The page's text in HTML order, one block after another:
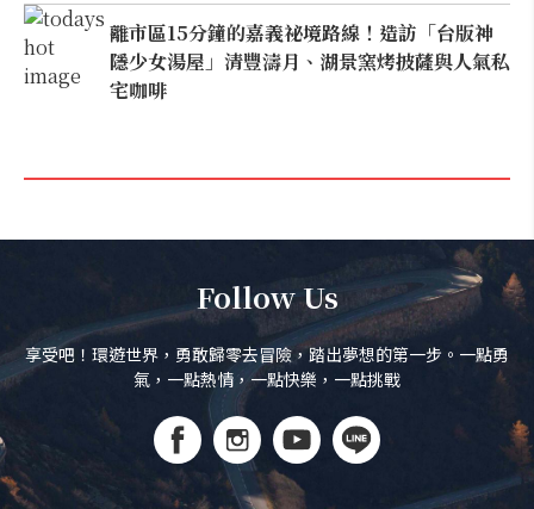
離市區15分鐘的嘉義祕境路線！造訪「台版神
隱少女湯屋」清豐濤月、湖景窯烤披薩與人氣私
宅咖啡
Follow Us
享受吧！環遊世界，勇敢歸零去冒險，踏出夢想的第一步。一點勇
氣，一點熱情，一點快樂，一點挑戰